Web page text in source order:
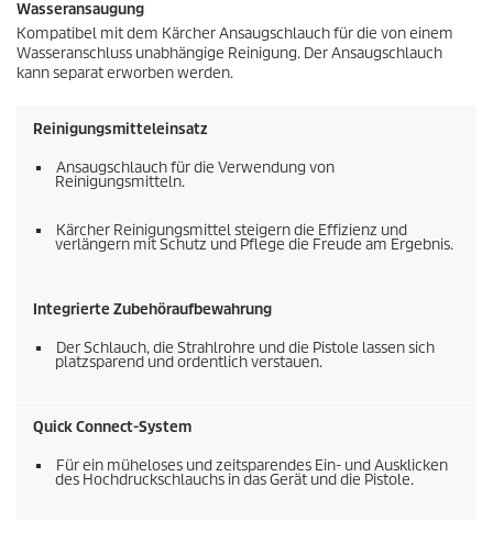
Wasseransaugung
Kompatibel mit dem Kärcher Ansaugschlauch für die von einem
Wasseranschluss unabhängige Reinigung. Der Ansaugschlauch
kann separat erworben werden.
Reinigungsmitteleinsatz
Ansaugschlauch für die Verwendung von
Reinigungsmitteln.
Kärcher Reinigungsmittel steigern die Effizienz und
verlängern mit Schutz und Pflege die Freude am Ergebnis.
Integrierte Zubehöraufbewahrung
Der Schlauch, die Strahlrohre und die Pistole lassen sich
platzsparend und ordentlich verstauen.
Quick Connect-System
Für ein müheloses und zeitsparendes Ein- und Ausklicken
des Hochdruckschlauchs in das Gerät und die Pistole.